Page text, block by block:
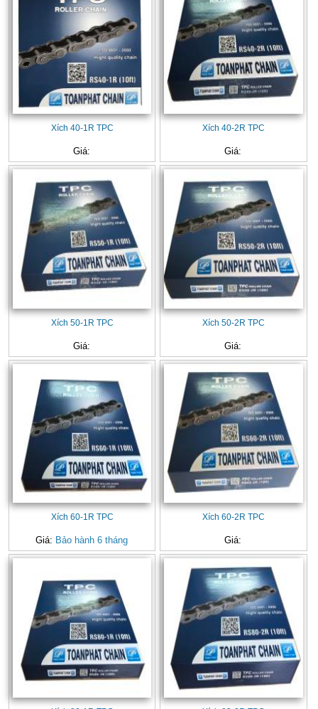
Xích 40-1R TPC
Giá:
Xích 40-2R TPC
Giá:
Xích 50-1R TPC
Giá:
Xích 50-2R TPC
Giá:
Xích 60-1R TPC
Giá: Bảo hành 6 tháng
Xích 60-2R TPC
Giá: